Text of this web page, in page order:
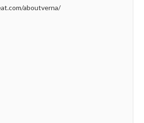
aboutverna/